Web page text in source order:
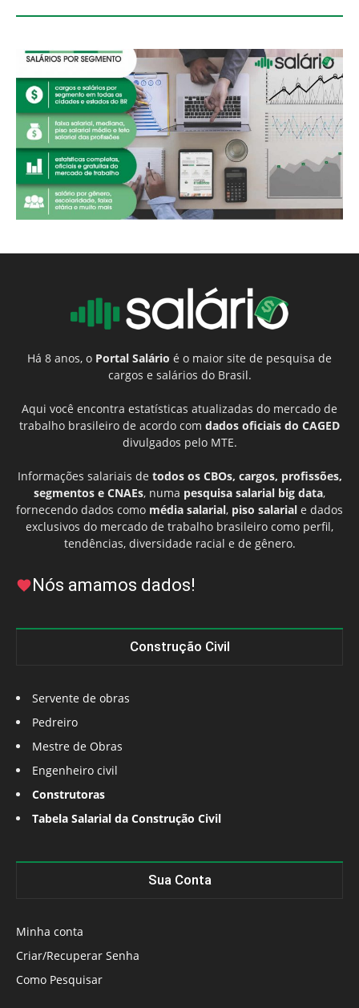
Há 8 anos, o Portal Salário é o maior site de pesquisa de
cargos e salários do Brasil.
Aqui você encontra estatísticas atualizadas do mercado de
trabalho brasileiro de acordo com dados oficiais do CAGED
divulgados pelo MTE.
Informações salariais de todos os CBOs, cargos, profissões,
segmentos e CNAEs, numa pesquisa salarial big data,
fornecendo dados como média salarial, piso salarial e dados
exclusivos do mercado de trabalho brasileiro como perfil,
tendências, diversidade racial e de gênero.
Nós amamos dados!
Construção Civil
Servente de obras
Pedreiro
Mestre de Obras
Engenheiro civil
Construtoras
Tabela Salarial da Construção Civil
Sua Conta
Minha conta
Criar/Recuperar Senha
Como Pesquisar